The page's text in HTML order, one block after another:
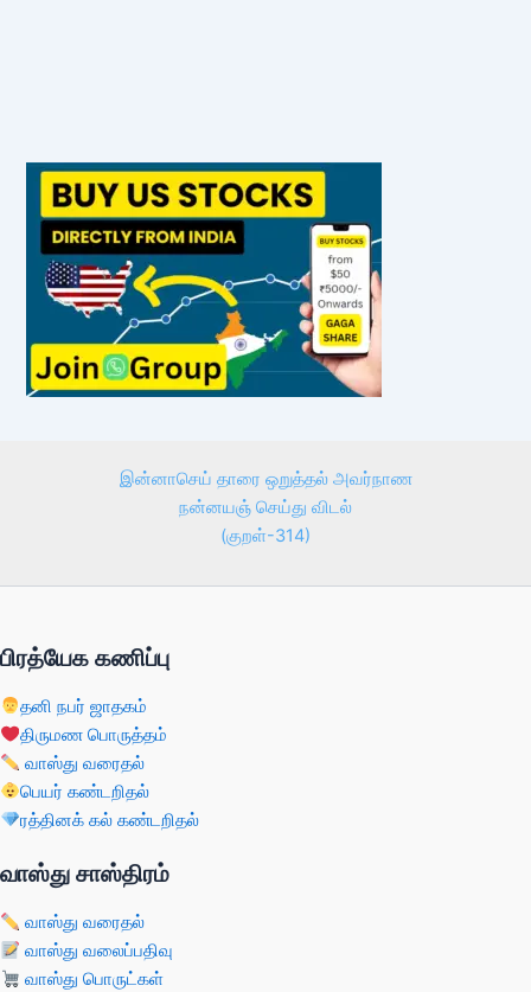
இன்னாசெய் தாரை ஒறுத்தல் அவர்நாண
நன்னயஞ் செய்து விடல்
(குறள்-314)
பிரத்யேக கணிப்பு
தனி நபர் ஜாதகம்
திருமண பொருத்தம்
வாஸ்து வரைதல்
பெயர் கண்டறிதல்
ரத்தினக் கல் கண்டறிதல்
வாஸ்து சாஸ்திரம்
வாஸ்து வரைதல்
வாஸ்து வலைப்பதிவு
வாஸ்து பொருட்கள்